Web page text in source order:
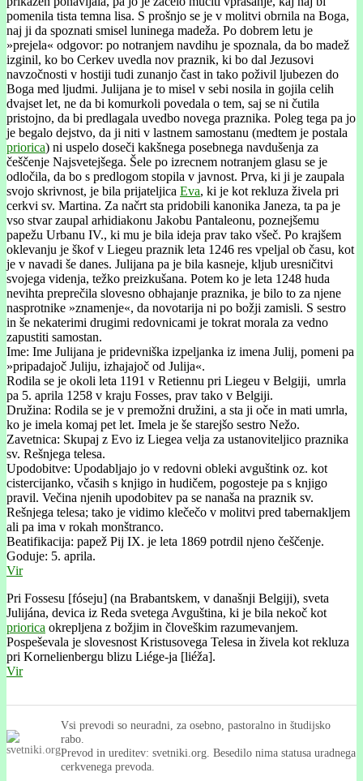
pomenila tista temna lisa. S prošnjo se je v molitvi obrnila na Boga,
naj ji da spoznati smisel luninega madeža. Po dobrem letu je
»prejela« odgovor: po notranjem navdihu je spoznala, da bo madež
izginil, ko bo Cerkev uvedla nov praznik, ki bo dal Jezusovi
navzočnosti v hostiji tudi zunanjo čast in tako poživil ljubezen do
Boga med ljudmi. Julijana je to misel v sebi nosila in gojila celih
dvajset let, ne da bi komurkoli povedala o tem, saj se ni čutila
pristojno, da bi predlagala uvedbo novega praznika. Poleg tega pa jo
je begalo dejstvo, da ji niti v lastnem samostanu (medtem je postala
priorica) ni uspelo doseči kakšnega posebnega navdušenja za
češčenje Najsvetejšega. Šele po izrecnem notranjem glasu se je
odločila, da bo s predlogom stopila v javnost. Prva, ki ji je zaupala
svojo skrivnost, je bila prijateljica Eva, ki je kot rekluza živela pri
cerkvi sv. Martina. Za načrt sta pridobili kanonika Janeza, ta pa je
vso stvar zaupal arhidiakonu Jakobu Pantaleonu, poznejšemu
papežu Urbanu IV., ki mu je bila ideja prav tako všeč. Po krajšem
oklevanju je škof v Liegeu praznik leta 1246 res vpeljal ob času, kot
je v navadi še danes. Julijana pa je bila kasneje, kljub uresničitvi
svojega videnja, težko preizkušana. Potem ko je leta 1248 huda
nevihta preprečila slovesno obhajanje praznika, je bilo to za njene
nasprotnike »znamenje«, da novotarija ni po božji zamisli. S sestro
in še nekaterimi drugimi redovnicami je tokrat morala za vedno
zapustiti samostan.
Ime: Ime Julijana je pridevniška izpeljanka iz imena Julij, pomeni pa
»pripadajoč Juliju, izhajajoč od Julija«.
Rodila se je okoli leta 1191 v Retiennu pri Liegeu v Belgiji, umrla
pa 5. aprila 1258 v kraju Fosses, prav tako v Belgiji.
Družina: Rodila se je v premožni družini, a sta ji oče in mati umrla,
ko je imela komaj pet let. Imela je še starejšo sestro Nežo.
Zavetnica: Skupaj z Evo iz Liegea velja za ustanoviteljico praznika
sv. Rešnjega telesa.
Upodobitve: Upodabljajo jo v redovni obleki avguštink oz. kot
cistercijanko, včasih s knjigo in hudičem, pogosteje pa s knjigo
pravil. Večina njenih upodobitev pa se nanaša na praznik sv.
Rešnjega telesa; tako je vidimo klečečo v molitvi pred tabernakljem
ali pa ima v rokah monštranco.
Beatifikacija: papež Pij IX. je leta 1869 potrdil njeno češčenje.
Goduje: 5. aprila.
Vir
Pri Fossesu [fóseju] (na Brabantskem, v današnji Belgiji), sveta
Julijána, devica iz Reda svetega Avguština, ki je bila nekoč kot
priorica okrepljena z božjim in človeškim razumevanjem.
Pospeševala je slovesnost Kristusovega Telesa in živela kot rekluza
pri Kornelienbergu blizu Liége-ja [liéža].
Vir
Vsi prevodi so neuradni, za osebno, pastoralno in študijsko
rabo.
Prevod in ureditev: svetniki.org. Besedilo nima statusa uradnega
cerkvenega prevoda.